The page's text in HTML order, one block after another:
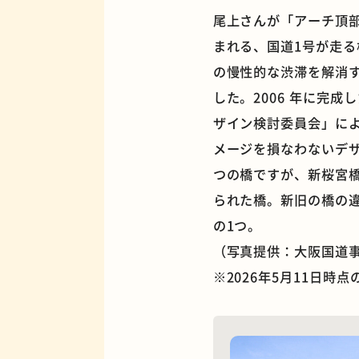
尾上さんが「アーチ頂
まれる、国道1号が走
の慢性的な渋滞を解消
した。2006 年に完成
ザイン検討委員会」に
メージを損なわないデ
つの橋ですが、新桜宮
られた橋。新旧の橋の
の1つ。
（写真提供：大阪国道
※2026年5月11日時点